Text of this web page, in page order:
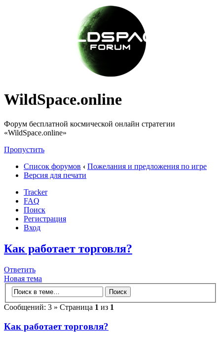
WildSpace.online
Форум бесплатной космической онлайн стратегии
«WildSpace.online»
Пропустить
Список форумов ‹ Пожелания и предложения по игре
Версия для печати
Tracker
FAQ
Поиск
Регистрация
Вход
Как работает торговля?
Ответить
Новая тема
Сообщений: 3 » Страница 1 из 1
Как работает торговля?